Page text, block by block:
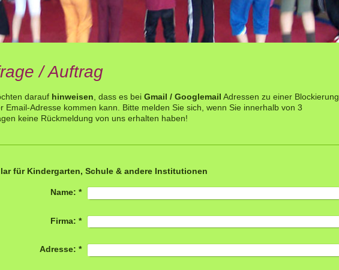
/ Auftrag
darauf hinweisen , dass es bei Gmail / Googlemail Adressen zu einer Blockierung
Email-Adresse kommen kann. Bitte melden Sie sich, wenn Sie innerhalb von 3
keine Rückmeldung von uns erhalten haben!
für Kindergarten, Schule & andere Institutionen
Name: *
Firma: *
Adresse: *